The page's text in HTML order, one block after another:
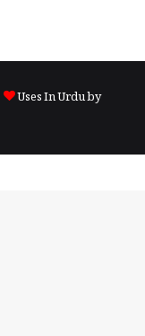
Uses In Urdu by